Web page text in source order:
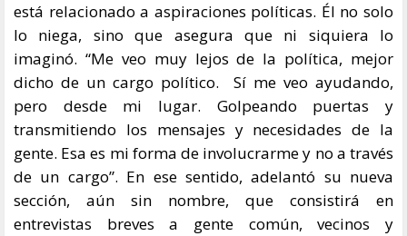
está relacionado a aspiraciones políticas. Él no solo
lo niega, sino que asegura que ni siquiera lo
imaginó. “Me veo muy lejos de la política, mejor
dicho de un cargo político. Sí me veo ayudando,
pero desde mi lugar. Golpeando puertas y
transmitiendo los mensajes y necesidades de la
gente. Esa es mi forma de involucrarme y no a través
de un cargo”. En ese sentido, adelantó su nueva
sección, aún sin nombre, que consistirá en
entrevistas breves a gente común, vecinos y